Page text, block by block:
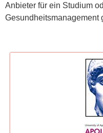
Anbieter für ein Studium
Gesundheitsmanagement